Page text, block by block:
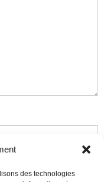
des technologies